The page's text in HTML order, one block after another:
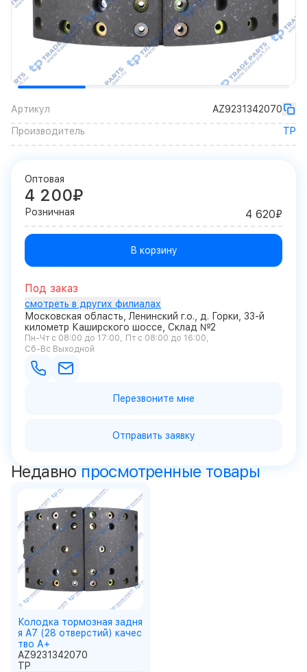
Артикул
AZ9231342070
Производитель
TP
Оптовая
4 200₽
Розничная 4 620₽
В корзину
Под заказ
смотреть в других филиалах
Московская область, Ленинский г.о., д. Горки, 33-й
километр Каширского шоссе, Склад №2
Пн-Чт с 08:00 до 17:00
Пт с 08:00 до 16:00
Сб-Вс Выходной
Перезвоните мне
Отправить заявку
Недавно просмотренные товары
Колодка тормозная задня
я A7 (28 отверстий) качес
тво А+
AZ9231342070
TP